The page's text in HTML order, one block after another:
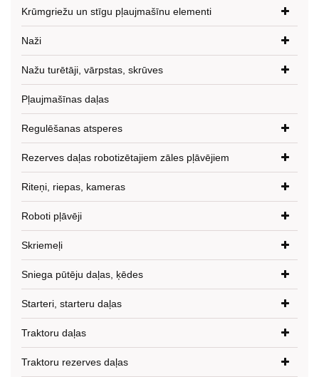
Krūmgriežu un stīgu pļaujmašīnu elementi
Naži
Nažu turētāji, vārpstas, skrūves
Pļaujmašīnas daļas
Regulēšanas atsperes
Rezerves daļas robotizētajiem zāles pļāvējiem
Riteņi, riepas, kameras
Roboti pļāvēji
Skriemeļi
Sniega pūtēju daļas, ķēdes
Starteri, starteru daļas
Traktoru daļas
Traktoru rezerves daļas